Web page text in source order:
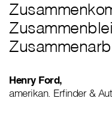
Henry Ford,
amerikan. Erfinder &